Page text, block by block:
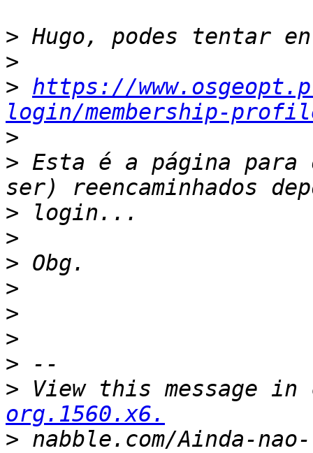
>
>
> https://
login/membership-
>
> Esta é a página para
>
>
>
>
>
>
>
> View this message
org.1560.x6.
> nabble.com/Ainda-